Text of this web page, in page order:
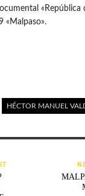
«República
«Malpaso».
HÉCTOR MANUEL